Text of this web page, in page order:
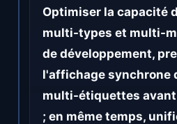
Optimiser la capacité
multi-types et multi-
de développement,
l'affichage synchrone
multi-étiquettes
; en même temps,